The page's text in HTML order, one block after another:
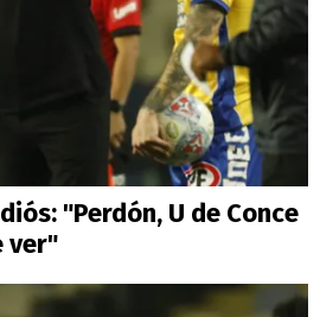
"Perdón, U de Conce
ver"